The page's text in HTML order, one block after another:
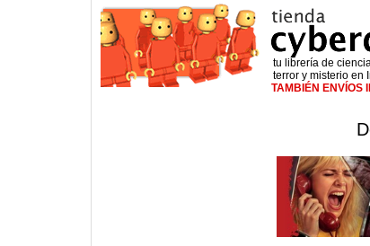
tu librería de
terror y misterio en
TAMBIÉN ENVÍOS